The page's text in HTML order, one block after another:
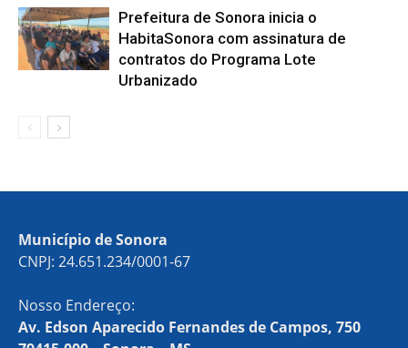
Prefeitura de Sonora inicia o
HabitaSonora com assinatura de
contratos do Programa Lote
Urbanizado
Município de Sonora
CNPJ: 24.651.234/0001-67
Nosso Endereço:
Av. Edson Aparecido Fernandes de Campos, 750